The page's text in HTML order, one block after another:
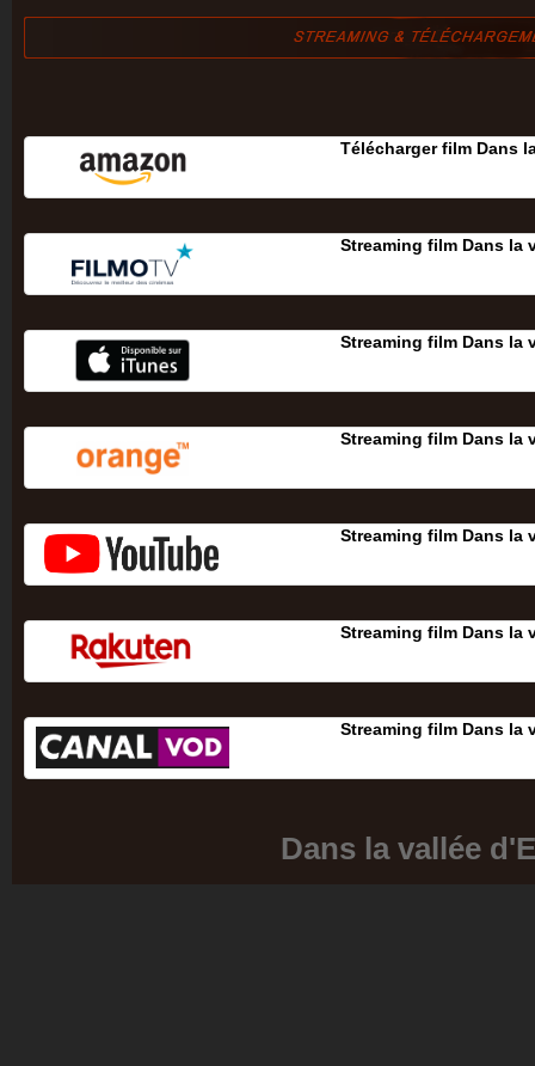
Télécharger film Dans
Streaming film Dans la
Streaming film Dans la
Streaming film Dans la
Streaming film Dans la
Streaming film Dans la
Streaming film Dans la
Dans la vallée